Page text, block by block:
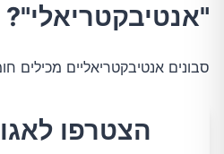
"אנטיבקטריאלי"?
סבונים אנטיבקטריאליים מכילים
הצטרפו